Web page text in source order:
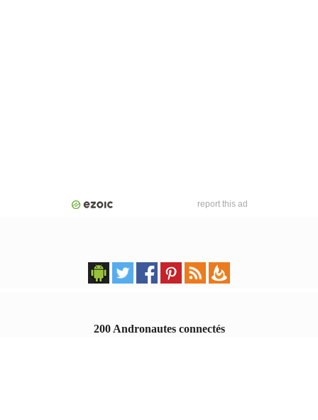
report this ad
200 Andronautes connectés